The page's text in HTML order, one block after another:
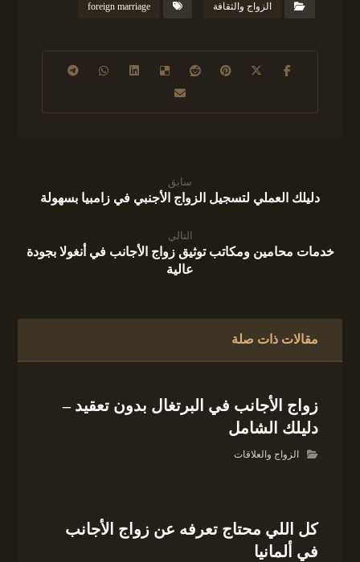
الزواج والثقافة foreign marriage
سابق
دليلك العملي لتسجيل الزواج الأجنبي في زامبيا بسهولة
التالي
خدمات محامين ومكاتب توثيق زواج الأجانب في أنغولا بجودة
عالية
مقالات ذات صلة
زواج الأجانب في البرتغال بدون تعقيد –
دليلك الشامل
الزواج والعلاقات
كل اللي محتاج تعرفه عن زواج الأجانب
في ألمانيا